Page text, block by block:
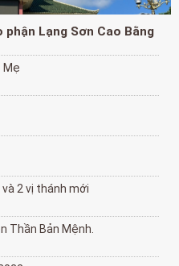
Lạng Sơn Cao Bằng
Mẹ
và 2 vị thánh mới
Thần Bản Mệnh.